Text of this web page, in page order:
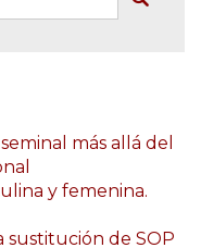
más allá del
y femenina.
sustitución de SOP